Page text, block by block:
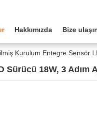
Hakkımızda Bize
Kurulum Entegre Sensör
18W, 3 Adım